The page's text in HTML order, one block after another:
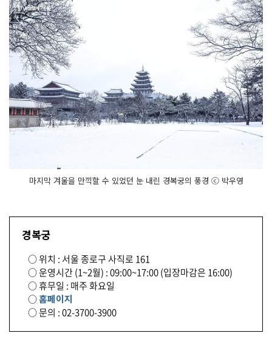
마지막 겨울을 만끽할 수 있었던 눈 내린 경복궁의 풍경 ⓒ 박우영
경복궁
○ 위치 : 서울 종로구 사직로 161
○ 운영시간 (1~2월) : 09:00~17:00 (입장마감은 16:00)
○ 휴무일 : 매주 화요일
○홈페이지
○ 문의 : 02-3700-3900